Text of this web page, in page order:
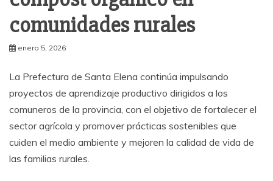
comunidades rurales
enero 5, 2026
La Prefectura de Santa Elena continúa impulsando
proyectos de aprendizaje productivo dirigidos a los
comuneros de la provincia, con el objetivo de fortalecer el
sector agrícola y promover prácticas sostenibles que
cuiden el medio ambiente y mejoren la calidad de vida de
las familias rurales.